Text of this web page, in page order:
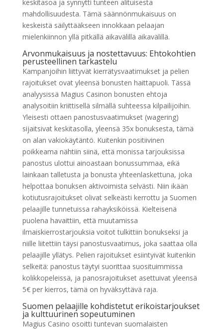
keskitasoa ja synnytti tunteen alituisesta
mahdollisuudesta. Tämä säännönmukaisuus on
keskeistä säilyttääkseen innokkaan pelaajan
mielenkiinnon yllä pitkällä aikavälillä aikavälillä.
Arvonmukaisuus ja nostettavuus: Ehtokohtien
perusteellinen tarkastelu
Kampanjoihin liittyvät kierrätysvaatimukset ja pelien
rajoitukset ovat yleensä bonusten haittapuoli. Tässä
analyysissä Magius Casinon bonusten ehtoja
analysoitiin kriittisellä silmällä suhteessa kilpailijoihin.
Yleisesti ottaen panostusvaatimukset (wagering)
sijaitsivat keskitasolla, yleensä 35x bonuksesta, tämä
on alan vakiokäytäntö. Kuitenkin positiivinen
poikkeama nähtiin siinä, että monissa tarjouksissa
panostus ulottui ainoastaan bonussummaa, eikä
lainkaan talletusta ja bonusta yhteenlaskettuna, joka
helpottaa bonuksen aktivoimista selvästi. Niin ikään
kotiutusrajoitukset olivat selkeästi kerrottu ja Suomen
pelaajille tunnetuissa rahayksiköissä. Kielteisenä
puolena havaittiin, että muutamissa
ilmaiskierrostarjouksia voitot tulkittiin bonukseksi ja
niille liitettiin täysi panostusvaatimus, joka saattaa olla
pelaajille yllätys. Pelien rajoitukset esiintyivät kuitenkin
selkeitä: panostus täytyi suorittaa suosituimmissa
kolikkopeleissä, ja panosrajoitukset asettuivat yleensä
5€ per kierros, tämä on hyväksyttävä raja.
Suomen pelaajille kohdistetut erikoistarjoukset
ja kulttuurinen sopeutuminen
Magius Casino osoitti tuntevan suomalaisten